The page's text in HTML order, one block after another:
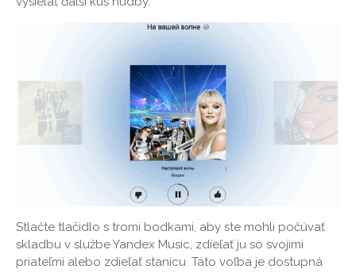
Stlačte tlačidlo s tromi bodkami, aby ste mohli počúvať
skladbu v službe Yandex Music, zdieľať ju so svojimi
priateľmi alebo zdieľať stanicu. Táto voľba je dostupná